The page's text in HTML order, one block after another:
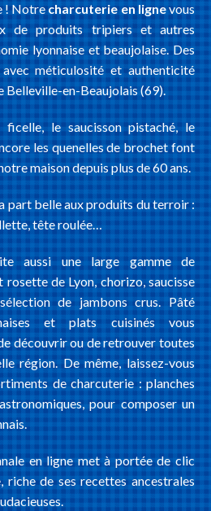
! Notre charcuterie en lignevous
de produits tripiers et autres
lyonnaise et beaujolaise. Des
méticulosité et authenticité
Belleville-en-Beaujolais (69).
ficelle, le saucisson pistaché, le
les quenelles de brochet font
maison depuis plus de 60 ans.
part belle aux produits du terroir :
tête roulée…
aussi une large gamme de
rosette de Lyon, chorizo, saucisse
de jambons crus. Pâté
et plats cuisinés vous
découvrir ou de retrouver toutes
région. De même, laissez-vous
de charcuterie : planches
pour composer un
en ligne met à portée de clic
riche de ses recettes ancestrales